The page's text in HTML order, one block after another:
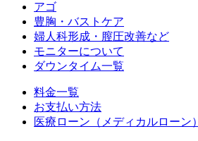
アゴ
豊胸・バストケア
婦人科形成・膣圧改善など
モニターについて
ダウンタイム一覧
料金一覧
お支払い方法
医療ローン（メディカルローン）